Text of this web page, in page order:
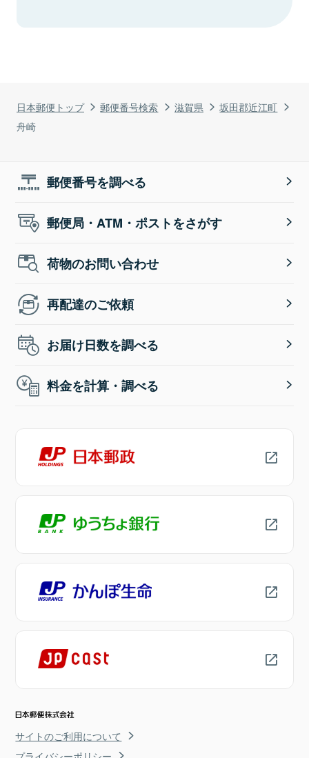
日本郵便トップ 郵便番号検索 滋賀県
坂田郡近江町
舟崎
郵便番号を調べる
郵便局・ATM・ポストをさがす
荷物のお問い合わせ
再配達のご依頼
お届け日数を調べる
料金を計算・調べる
サイトのご利用について